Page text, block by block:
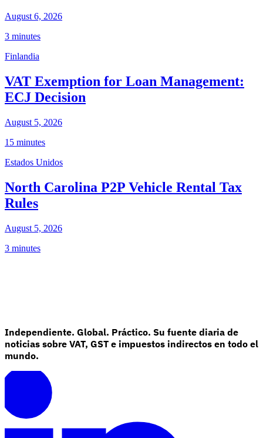
August 6, 2026
3 minutes
Finlandia
VAT Exemption for Loan Management:
ECJ Decision
August 5, 2026
15 minutes
Estados Unidos
North Carolina P2P Vehicle Rental Tax
Rules
August 5, 2026
3 minutes
Independiente. Global. Práctico. Su fuente diaria de
noticias sobre VAT, GST e impuestos indirectos en todo el
mundo.